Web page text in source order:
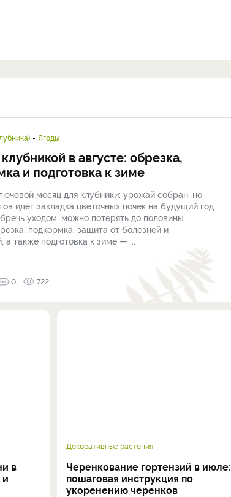
Ягоды
в августе: обрезка,
и подготовка к зиме
месяц для клубники: урожай собран, но
идёт закладка цветочных почек на будущий год.
уходом, можно потерять до половины
подкормка, защита от болезней и
а также подготовка к зиме — ...
0 722
в
и
Декоративные растения
Черенкование гортензий в июле:
пошаговая инструкция по
укоренению черенков